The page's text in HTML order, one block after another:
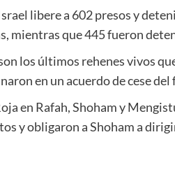
libere a 602 presos y
mientras que 445 fueron
los últimos rehenes vivos
en un acuerdo de cese del
en Rafah, Shoham y
y obligaron a Shoham a